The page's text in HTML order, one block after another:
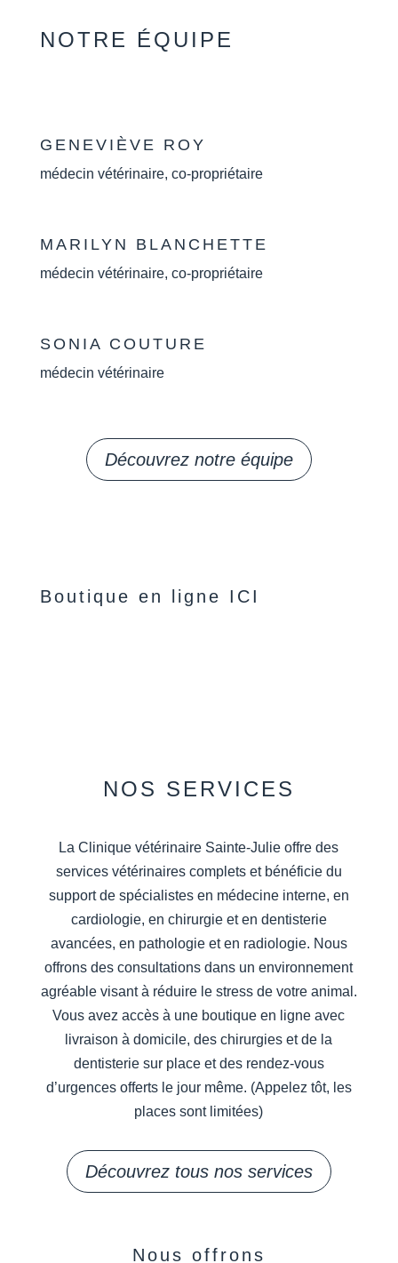
NOTRE ÉQUIPE
GENEVIÈVE ROY
médecin vétérinaire, co-propriétaire
MARILYN BLANCHETTE
médecin vétérinaire, co-propriétaire
SONIA COUTURE
médecin vétérinaire
Découvrez notre équipe
Boutique en ligne ICI
NOS SERVICES
La Clinique vétérinaire Sainte-Julie offre des
services vétérinaires complets et bénéficie du
support de spécialistes en médecine interne, en
cardiologie, en chirurgie et en dentisterie
avancées, en pathologie et en radiologie. Nous
offrons des consultations dans un environnement
agréable visant à réduire le stress de votre animal.
Vous avez accès à une boutique en ligne avec
livraison à domicile, des chirurgies et de la
dentisterie sur place et des rendez-vous
d’urgences offerts le jour même. (Appelez tôt, les
places sont limitées)
Découvrez tous nos services
Nous offrons